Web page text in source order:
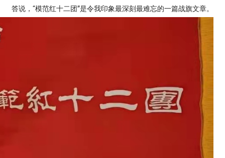
答说，“模范红十二团”是令我印象最深刻最难忘的一篇战旗文章。